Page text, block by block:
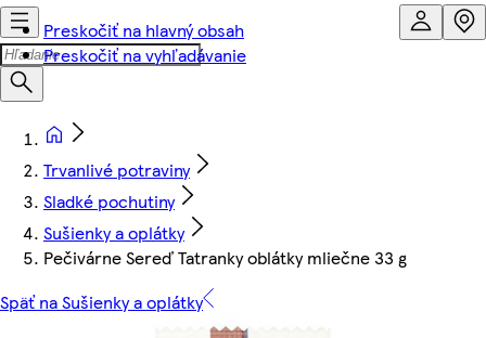
Preskočiť na hlavný obsah
Preskočiť na vyhľadávanie
Trvanlivé potraviny
Sladké pochutiny
Sušienky a oplátky
Pečivárne Sereď Tatranky oblátky mliečne 33 g
Späť na Sušienky a oplátky